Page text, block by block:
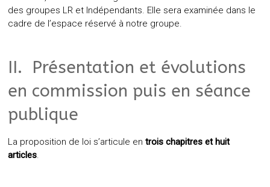
des groupes LR et Indépendants. Elle sera examinée dans le
cadre de l’espace réservé à notre groupe.
II. Présentation et évolutions
en commission puis en séance
publique
La proposition de loi s’articule entrois chapitres et huit
articles.